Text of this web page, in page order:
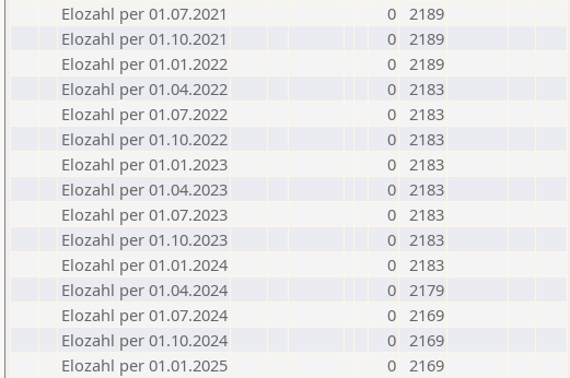
Elozahl per 01.07.2021
0 2189
Elozahl per 01.10.2021
0 2189
Elozahl per 01.01.2022
0 2189
Elozahl per 01.04.2022
0 2183
Elozahl per 01.07.2022
0 2183
Elozahl per 01.10.2022
0 2183
Elozahl per 01.01.2023
0 2183
Elozahl per 01.04.2023
0 2183
Elozahl per 01.07.2023
0 2183
Elozahl per 01.10.2023
0 2183
Elozahl per 01.01.2024
0 2183
Elozahl per 01.04.2024
0 2179
Elozahl per 01.07.2024
0 2169
Elozahl per 01.10.2024
0 2169
Elozahl per 01.01.2025
0 2169